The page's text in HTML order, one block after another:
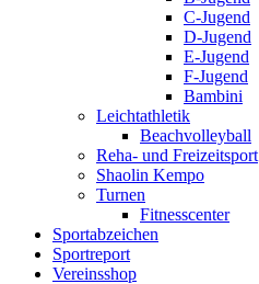
C-Jugend
D-Jugend
E-Jugend
F-Jugend
Bambini
Leichtathletik
Beachvolleyball
Reha- und Freizeitsport
Shaolin Kempo
Turnen
Fitnesscenter
Sportabzeichen
Sportreport
Vereinsshop